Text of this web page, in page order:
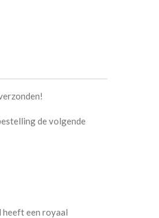
de volgende
een royaal